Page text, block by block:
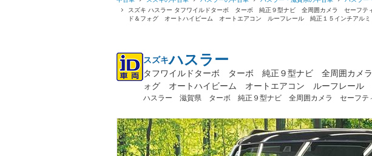
スズキ ハスラー タフワイルドターボ ターボ 純正９型ナビ 全周囲カメラ セーフ
ド＆フォグ オートハイビーム オートエアコン ルーフレール 純正１５インチアル
スズキハスラー
タフワイルドターボ ターボ 純正９型ナビ 全周囲カメ
ォグ オートハイビーム オートエアコン ルーフレール
ハスラー 滋賀県 ターボ 純正９型ナビ 全周囲カメラ セーフテ